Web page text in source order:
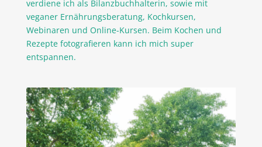
verdiene ich als Bilanzbuchhalterin, sowie mit
veganer Ernährungsberatung, Kochkursen,
Webinaren und Online-Kursen. Beim Kochen und
Rezepte fotografieren kann ich mich super
entspannen.